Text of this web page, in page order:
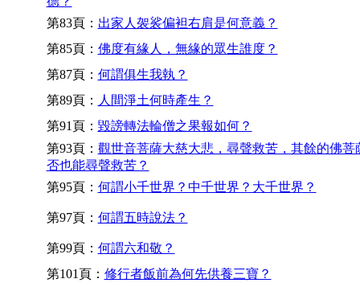
第83頁： 出家人袈裟偏袒右肩是何意義？
第85頁： 佛度有緣人，無緣的眾生誰度？
第87頁： 何謂俱生我執？
第89頁： 人間淨土何時產生？
第91頁： 毀謗轉法輪僧之果報如何？
第93頁： 觀世音菩薩大慈大悲，尋聲救苦，其餘的佛菩
否也能尋聲救苦？
第95頁： 何謂小千世界？中千世界？大千世界？
第97頁： 何謂五時說法？
第99頁： 何謂六和敬？
第101頁： 修行者飯前為何先供養三寶？